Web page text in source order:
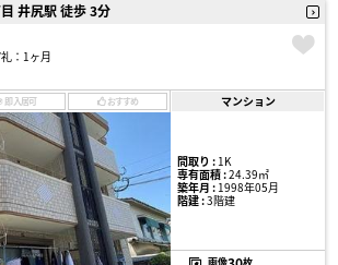
井尻駅 徒歩 3分
礼：1ヶ月
即入居可 おすすめ マンション
間取り :1K
専有面積 :24.39㎡
築年月 :1998年05月
階建 :3階建